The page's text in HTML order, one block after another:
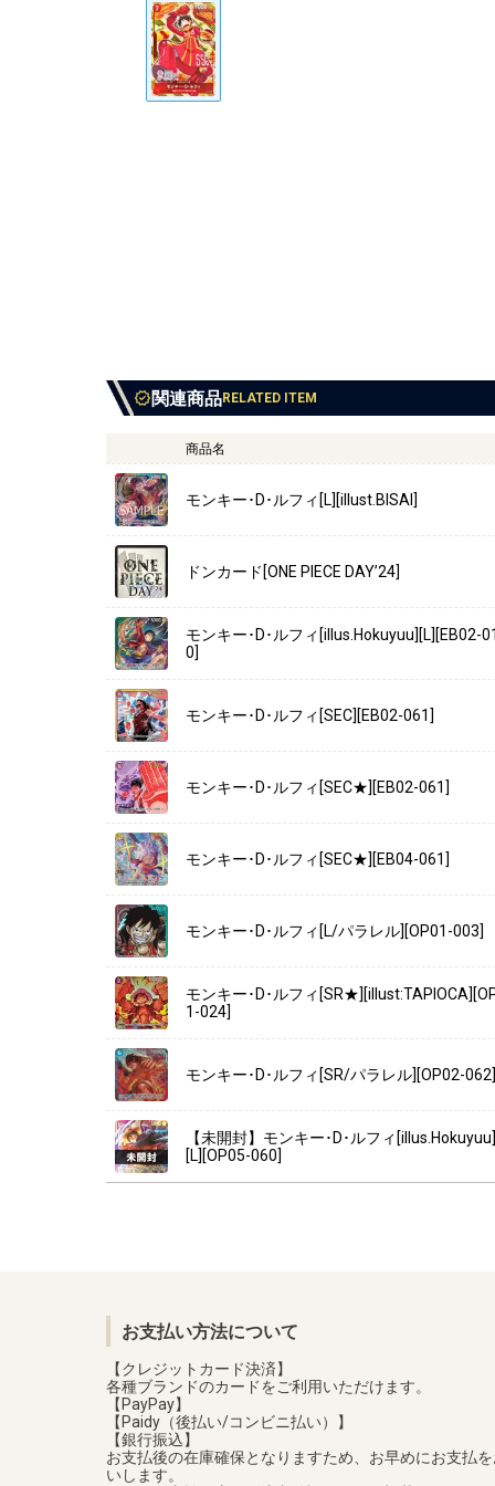
関連商品RELATED ITEM
商品名
モンキー･D･ルフィ[L][illust.BISAI]
ドンカード[ONE PIECE DAY’24]
モンキー･D･ルフィ[illus.Hokuyuu][L][EB02-
0]
モンキー･D･ルフィ[SEC][EB02-061]
モンキー･D･ルフィ[SEC★][EB02-061]
モンキー･D･ルフィ[SEC★][EB04-061]
モンキー･D･ルフィ[L/パラレル][OP01-003]
モンキー･D･ルフィ
1-024]
モンキー･D･ルフィ[SR/パラレル][OP02-062]
【未開封】モンキー･D･ルフィ[illus.Hokuyuu]
[L][OP05-060]
お支払い方法について
【クレジットカード決済】
各種ブランドのカードをご利用いただけます。
【PayPay】
【Paidy（後払い/コンビニ払い）】
【銀行振込】
お支払後の在庫確保となりますため、お早めにお支払
いします。